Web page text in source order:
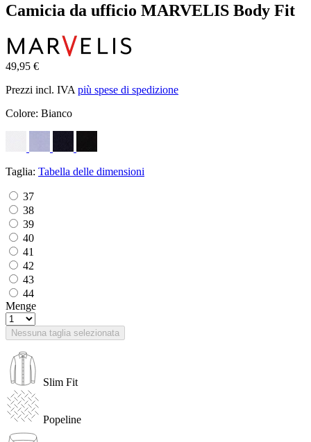
Camicia da ufficio MARVELIS Body Fit
49,95 €
Prezzi incl. IVA più spese di spedizione
Colore: Bianco
Taglia: Tabella delle dimensioni
37
38
39
40
41
42
43
44
Menge
Nessuna taglia selezionata
Slim Fit
Popeline